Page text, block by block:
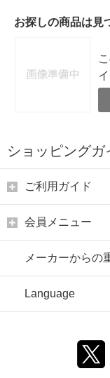
お探しの商品は見
ショッピングガ
ご利用ガイド
会員メニュー
メーカーからの
Language